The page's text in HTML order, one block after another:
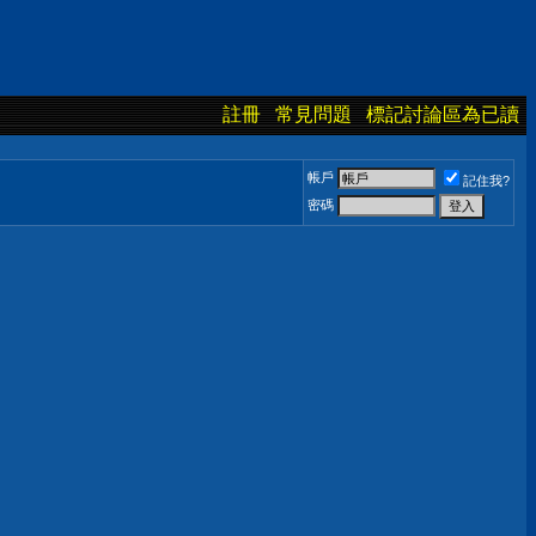
註冊 常見問題 標記討論區為已讀
帳戶
記住我?
密碼